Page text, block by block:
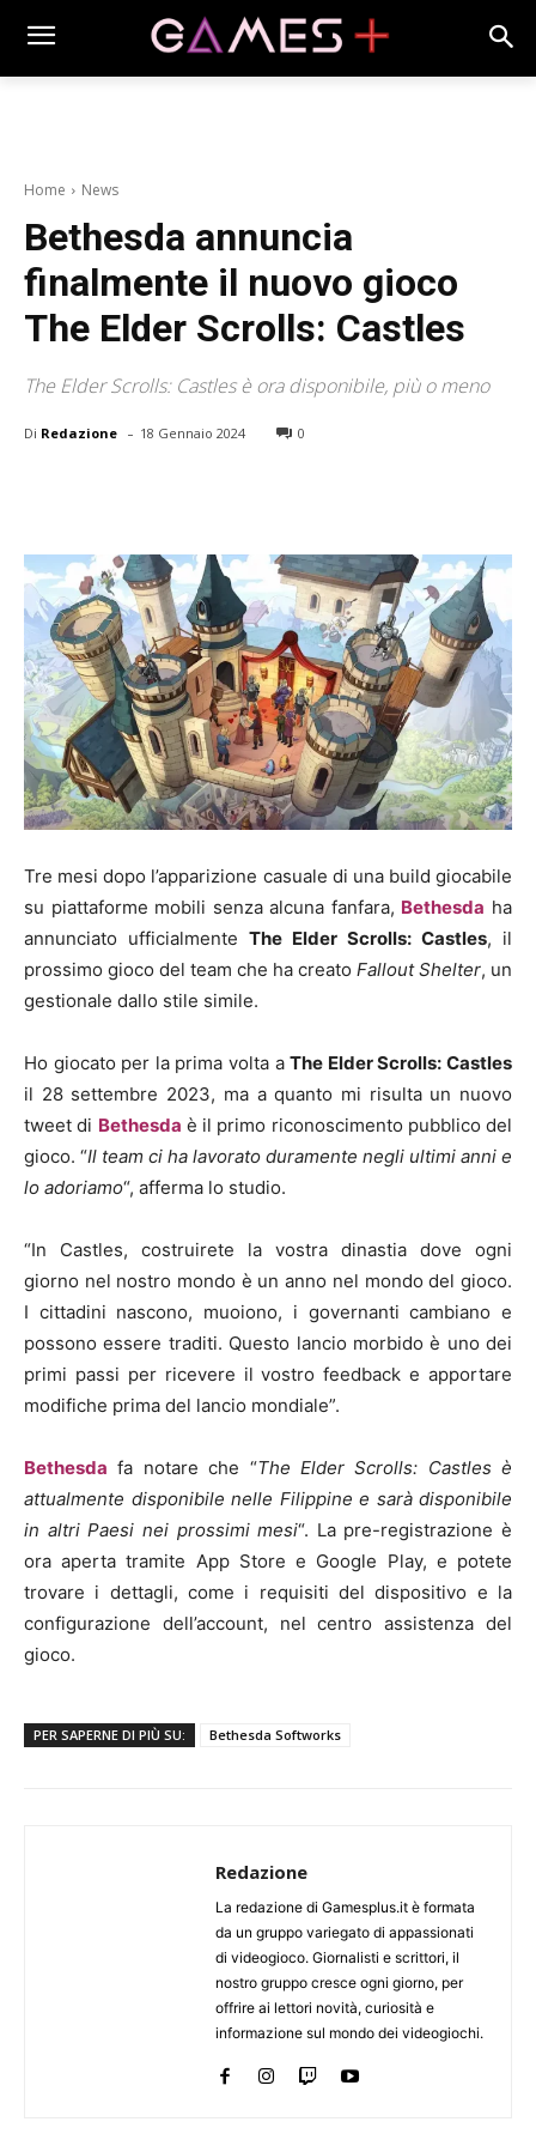
Home News
Bethesda annuncia
finalmente il nuovo gioco
The Elder Scrolls: Castles
The Elder Scrolls: Castles è ora disponibile, più o meno
Di Redazione - 18 Gennaio 2024 0
Tre mesi dopo l’apparizione casuale di una build giocabile
su piattaforme mobili senza alcuna fanfara, Bethesda ha
annunciato ufficialmente The Elder Scrolls: Castles, il
prossimo gioco del team che ha creato Fallout Shelter, un
gestionale dallo stile simile.
Ho giocato per la prima volta aThe Elder Scrolls: Castles
il 28 settembre 2023, ma a quanto mi risulta un nuovo
tweet di Bethesda è il primo riconoscimento pubblico del
gioco. “Il team ci ha lavorato duramente negli ultimi anni e
lo adoriamo“, afferma lo studio.
“In Castles, costruirete la vostra dinastia dove ogni
giorno nel nostro mondo è un anno nel mondo del gioco.
I cittadini nascono, muoiono, i governanti cambiano e
possono essere traditi. Questo lancio morbido è uno dei
primi passi per ricevere il vostro feedback e apportare
modifiche prima del lancio mondiale”.
Bethesda fa notare che “The Elder Scrolls: Castles è
attualmente disponibile nelle Filippine e sarà disponibile
in altri Paesi nei prossimi mesi“. La pre-registrazione è
ora aperta tramite App Store e Google Play, e potete
trovare i dettagli, come i requisiti del dispositivo e la
configurazione dell’account, nel centro assistenza del
gioco.
PER SAPERNE DI PIÙ SU: Bethesda Softworks
Redazione
La redazione di Gamesplus.it è formata
da un gruppo variegato di appassionati
di videogioco. Giornalisti e scrittori, il
nostro gruppo cresce ogni giorno, per
offrire ai lettori novità, curiosità e
informazione sul mondo dei videogiochi.